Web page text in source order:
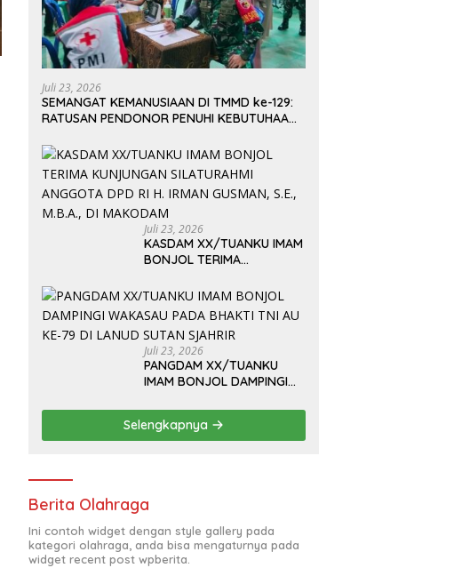
Juli 23, 2026
SEMANGAT KEMANUSIAAN DI TMMD ke-129:
RATUSAN PENDONOR PENUHI KEBUTUHAAN
Juli 23, 2026
KASDAM XX/TUANKU IMAM
BONJOL TERIMA
ANGGOTA DPD RI H. IRMAN
GUSMAN, S.E., M.B.A., DI
MAKODAM
Juli 23, 2026
PANGDAM XX/TUANKU
IMAM BONJOL DAMPINGI
TNI AU KE-79 DI LANUD
SUTAN SJAHRIR
Selengkapnya
Berita Olahraga
Ini contoh widget dengan style gallery pada
kategori olahraga, anda bisa mengaturnya pada
widget recent post wpberita.